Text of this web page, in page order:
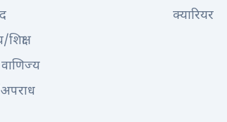
क्यारियर